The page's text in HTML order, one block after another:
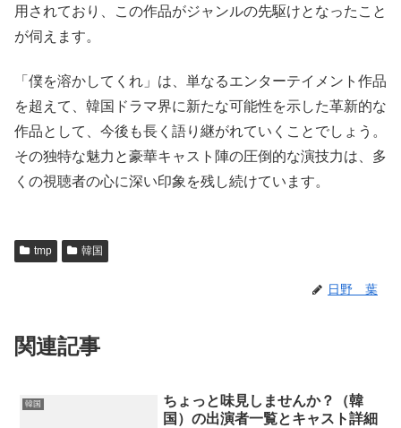
用されており、この作品がジャンルの先駆けとなったこと
が伺えます。
「僕を溶かしてくれ」は、単なるエンターテイメント作品
を超えて、韓国ドラマ界に新たな可能性を示した革新的な
作品として、今後も長く語り継がれていくことでしょう。
その独特な魅力と豪華キャスト陣の圧倒的な演技力は、多
くの視聴者の心に深い印象を残し続けています。
tmp 韓国
日野 葉
関連記事
韓国
ちょっと味見しませんか？（韓
国）の出演者一覧とキャスト詳細